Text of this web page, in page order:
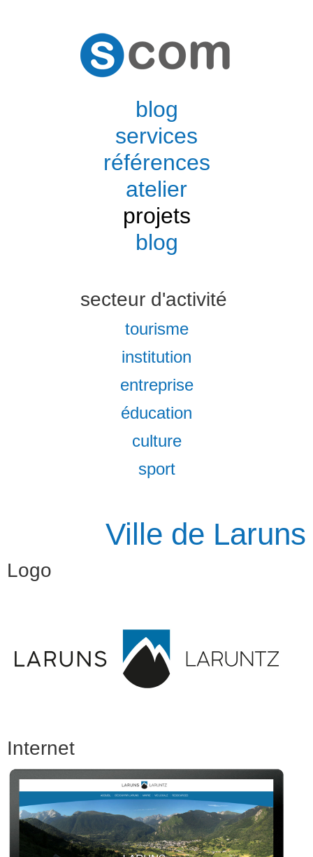
blog
services
références
atelier
projets
blog
secteur d'activité
tourisme
institution
entreprise
éducation
culture
sport
Ville de Laruns
Logo
Internet